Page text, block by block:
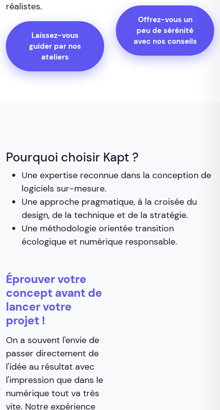
réalistes.
Laissez-vous
guider par nos
ateliers
Offrez-vous un
peu de sérénité
avec nos conseils
Pourquoi choisir Kapt ?
Une expertise reconnue dans la conception de
logiciels sur-mesure.
Une approche pragmatique, à la croisée du
design, de la technique et de la stratégie.
Une méthodologie orientée transition
écologique et numérique responsable.
Éprouver votre
concept avant de
lancer votre
projet !
On a souvent l'envie de
passer directement de
l'idée au résultat avec
l'impression que dans le
numérique tout va très
vite. Notre expérience